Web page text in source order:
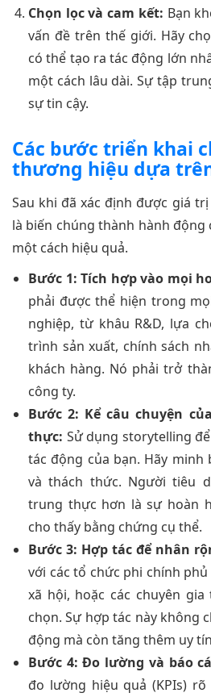
Chọn lọc và cam kết: Bạn
vấn đề trên thế giới. Hãy
có thể tạo ra tác động lớn
một cách lâu dài. Sự tập
sự tin cậy.
Các bước triển khai
thương hiệu dựa
Sau khi đã xác định được giá
là biến chúng thành hành
một cách hiệu quả.
Bước 1: Tích hợp vào mọi
phải được thể hiện trong
nghiệp, từ khâu R&D, lựa
trình sản xuất, chính sách
khách hàng. Nó phải trở
công ty.
Bước 2: Kể câu chuyện
thực: Sử dụng storytelling
tác động của bạn. Hãy minh
và thách thức. Người tiêu
trung thực hơn là sự hoàn
cho thấy bằng chứng cụ thể.
Bước 3: Hợp tác để nhân
với các tổ chức phi chính
xã hội, hoặc các chuyên
chọn. Sự hợp tác này không
động mà còn tăng thêm uy
Bước 4: Đo lường và báo
đo lường hiệu quả (KPIs)